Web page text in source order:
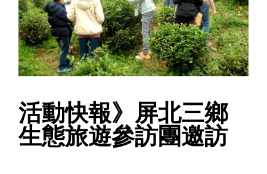
活動快報》屏北三鄉
生態旅遊參訪團邀訪